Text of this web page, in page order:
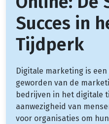
Succes in
Tijdperk
Digitale marketing is
geworden van de
bedrijven in het digitale
aanwezigheid van
voor organisaties om